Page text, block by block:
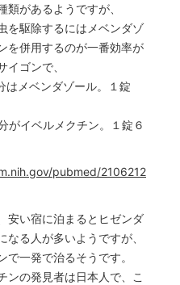
があるようですが、
を駆除するにはメベンダゾ
を併用するのが一番効率が
イゴンで、
はメベンダゾール。１錠
がイベルメクチン。１錠６
pubmed/2106212
安い宿に泊まるとヒゼンダ
なる人が多いようですが、
で一発で治るそうです。
ンの発見者は日本人で、こ